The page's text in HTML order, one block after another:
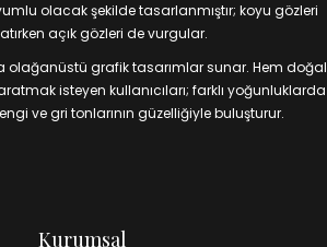
olacak şekilde tasarlanmıştır; koyu gözleri
açık gözleri de vurgular.
olağanüstü grafik tasarımlar sunar. Hem doğal
isteyen kullanıcıları; farklı yoğunluklarda
ve gri tonlarının güzelliğiyle buluşturur.
Kurumsal